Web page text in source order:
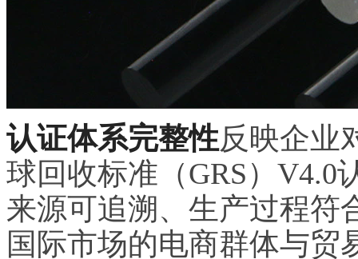
认证体系完整性反映企业
球回收标准（GRS）V4.0
来源可追溯、生产过程符
国际市场的电商群体与贸